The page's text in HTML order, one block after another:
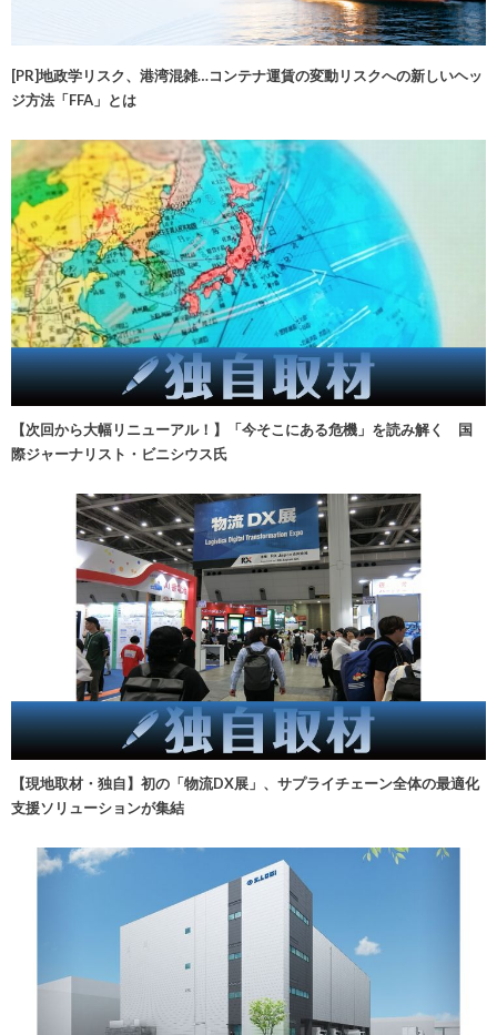
[PR]地政学リスク、港湾混雑…コンテナ運賃の変動リスクへの新しいヘッ
ジ方法「FFA」とは
【次回から大幅リニューアル！】「今そこにある危機」を読み解く 国
際ジャーナリスト・ビニシウス氏
【現地取材・独自】初の「物流DX展」、サプライチェーン全体の最適化
支援ソリューションが集結